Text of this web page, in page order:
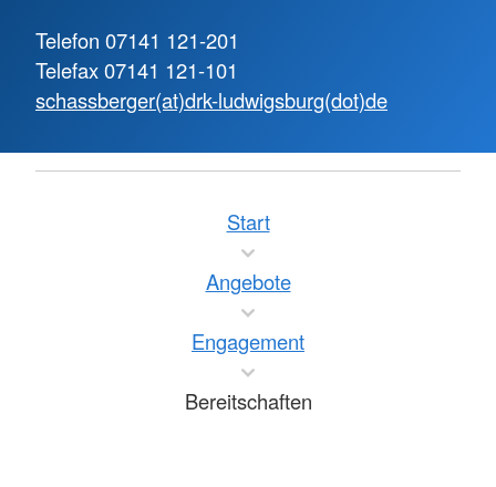
Telefon 07141 121-201
Telefax 07141 121-101
schassberger(at)drk-ludwigsburg(dot)de
Start
Angebote
Engagement
Bereitschaften